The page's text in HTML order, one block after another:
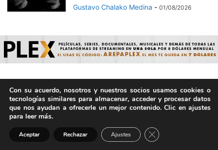
Gustavo Chalako Medina - 01/08/2026
© ArepaVolatil.Com 2021-2025 - Hecho por humanos, no por
IA. | Todos los derechos reservados.
Con su acuerdo, nosotros y nuestros socios usamos cookies o
tecnologías similares para almacenar, acceder y procesar datos
que nos ayudan a ofrecerle un mejor contenido. Clic en ajustes
para leer más.
Aceptar Rechazar Ajustes Cerrar el banner de